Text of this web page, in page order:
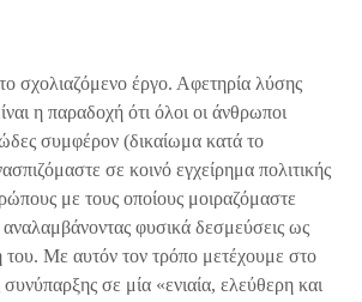
σχολιαζόμενο έργο. Αφετηρία λύσης
η παραδοχή ότι όλοι οι άνθρωποι
συμφέρον (δικαίωμα κατά το
σε κοινό εγχείρημα πολιτικής
με τους οποίους μοιραζόμαστε
φυσικά δεσμεύσεις ως
του. Με αυτόν τον τρόπο μετέχουμε στο
σε μία «ενιαία, ελεύθερη και